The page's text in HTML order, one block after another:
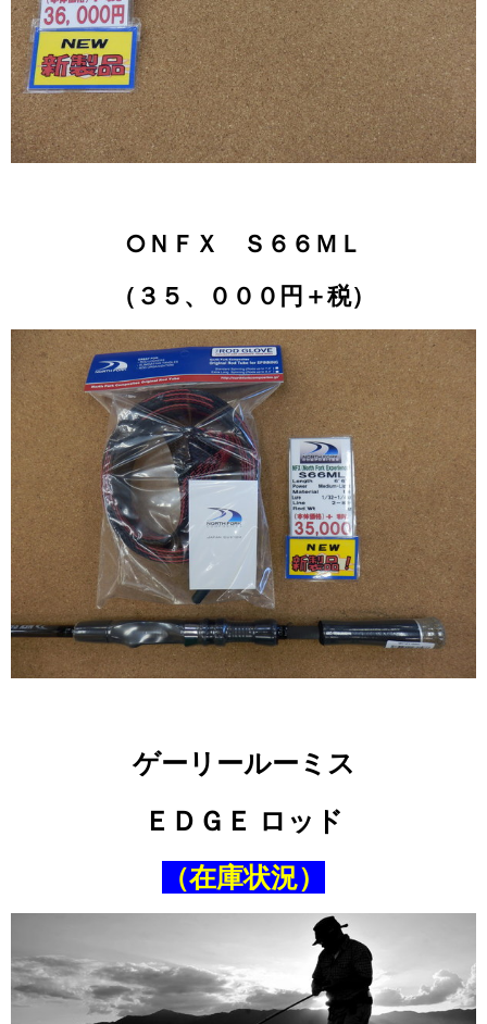
○ＮＦＸ Ｓ６６ＭＬ
（３５、０００円＋税）
ゲーリールーミス
ＥＤＧＥ ロッド
（在庫状況）